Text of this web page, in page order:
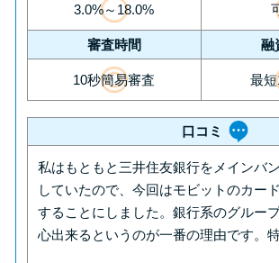
3.0%～18.0%
審査時間 融
10秒簡易審査 最
口コミ
私はもともと三井住友銀行をメインバ
していたので、今回はモビットのカー
することにしました。銀行系のグルー
心出来るというのが一番の理由です。